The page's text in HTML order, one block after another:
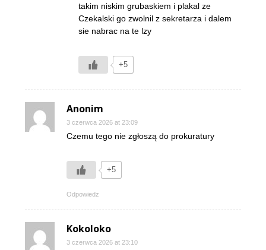
takim niskim grubaskiem i plakal ze
Czekalski go zwolnil z sekretarza i dalem
sie nabrac na te lzy
+5
Anonim
3 czerwca 2026 at 23:09
Czemu tego nie zgłoszą do prokuratury
+5
Odpowiedz
Kokoloko
3 czerwca 2026 at 23:10